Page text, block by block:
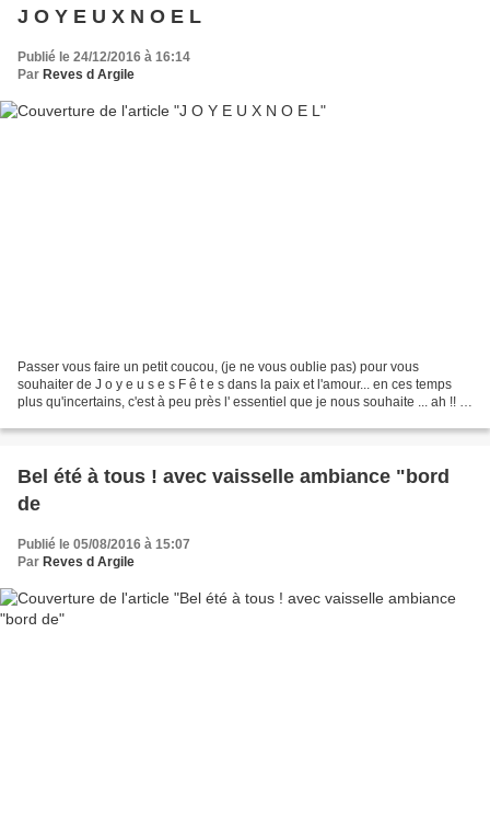
J O Y E U X N O E L
Publié le 24/12/2016 à 16:14
Par Reves d Argile
Passer vous faire un petit coucou, (je ne vous oublie pas) pour vous
souhaiter de J o y e u s e s F ê t e s dans la paix et l'amour... en ces temps
plus qu'incertains, c'est à peu près l' essentiel que je nous souhaite ... ah !! et
Bel été à tous ! avec vaisselle ambiance "bord
de
Publié le 05/08/2016 à 15:07
Par Reves d Argile